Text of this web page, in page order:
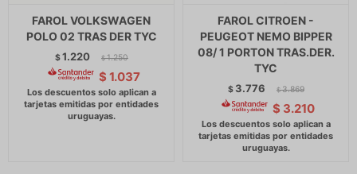
FAROL VOLKSWAGEN
POLO 02 TRAS DER TYC
$1.220 $ 1.250
$ 1.037
FAROL CITROEN -
PEUGEOT NEMO BIPPER
08/ 1 PORTON TRAS.DER.
TYC
$ 3.776 $ 3.869
$ 3.210